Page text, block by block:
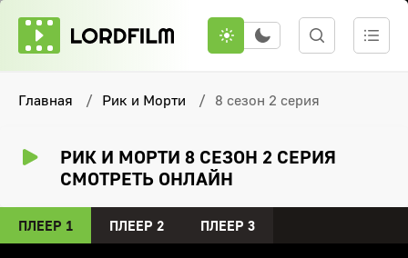
Главная Рик и Морти 8 сезон 2 серия
РИК И МОРТИ 8 СЕЗОН 2 СЕРИЯ
СМОТРЕТЬ ОНЛАЙН
ПЛЕЕР 1 ПЛЕЕР 2 ПЛЕЕР 3